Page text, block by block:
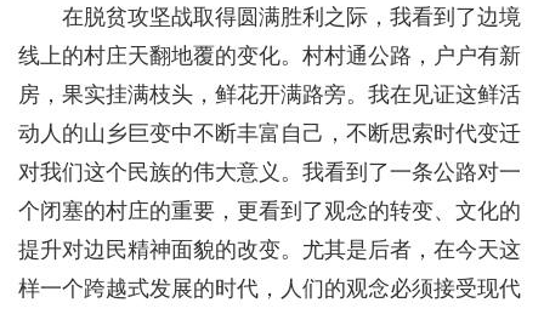
在脱贫攻坚战取得圆满胜利之际，我看到了边境
线上的村庄天翻地覆的变化。村村通公路，户户有新
房，果实挂满枝头，鲜花开满路旁。我在见证这鲜活
动人的山乡巨变中不断丰富自己，不断思索时代变迁
对我们这个民族的伟大意义。我看到了一条公路对一
个闭塞的村庄的重要，更看到了观念的转变、文化的
提升对边民精神面貌的改变。尤其是后者，在今天这
样一个跨越式发展的时代，人们的观念必须接受现代